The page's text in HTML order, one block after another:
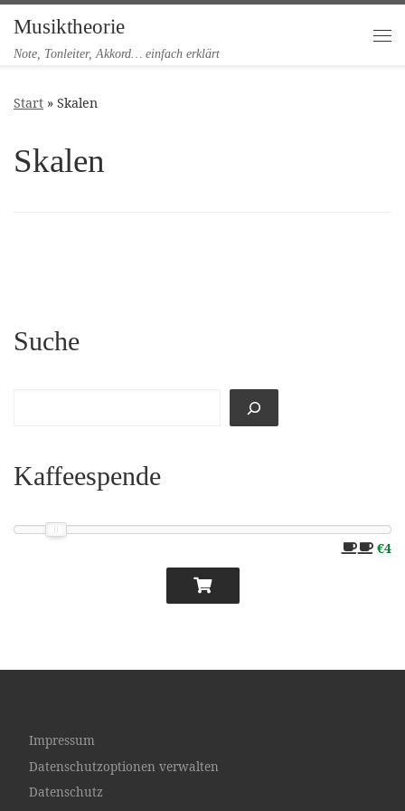
Zum Inhalt springen
Musiktheorie
Note, Tonleiter, Akkord… einfach erklärt
Start » Skalen
Skalen
Suche
Kaffeespende
€4
Impressum
Datenschutzoptionen verwalten
Datenschutz